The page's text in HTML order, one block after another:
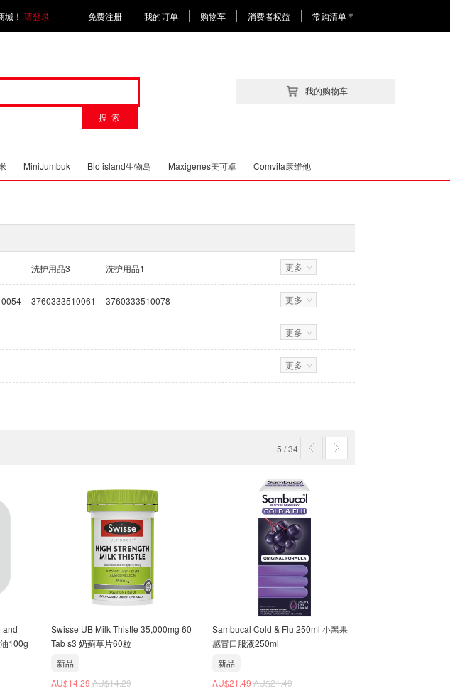
免费注册 我的订单 购物车 消费者权益 常购清单
！ 请登录
搜 索
我的购物车
MiniJumbuk Bio island生物岛 Maxigenes美可卓 Comvita康维他
洗护用品3 洗护用品1 更多
3760333510061 3760333510078
9300807366424 9310214030009
9311770588522
9311770589994
9311770595766 9311770597111
更多
更多
更多
5 /34
and
100g
Swisse UB Milk Thistle 35,000mg 60
Tab s3 奶蓟草片60粒
新品
AU$14.29 AU$14.29
Sambucal Cold & Flu 250ml 小黑果
感冒口服液250ml
新品
AU$21.49 AU$21.49